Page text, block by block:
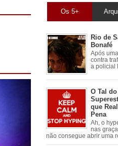
Os 5+
Rio de
Bonafé
Após
contra
a policial
O Tal
que
Pena
Ah, o
nas
não consegue abrir uma